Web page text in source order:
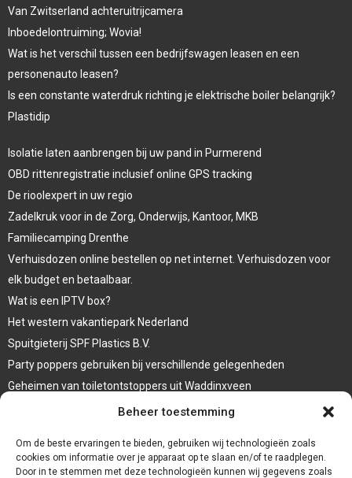
Beheer toestemming
Om de beste ervaringen te bieden, gebruiken wij technologieën zoals
cookies om informatie over je apparaat op te slaan en/of te raadplegen.
Door in te stemmen met deze technologieën kunnen wij gegevens zoals
Van Zwitserland achteruitrijcamera
Inboedelontruiming; Wovia!
Wat is het verschil tussen een bedrijfswagen leasen en een
personenauto leasen?
Is een constante waterdruk richting je elektrische boiler belangrijk?
Plastidip
Isolatie laten aanbrengen bij uw pand in Purmerend
OBD rittenregistratie inclusief online GPS tracking
De rioolexpert in uw regio
Zadelkruk voor in de Zorg, Onderwijs, Kantoor, MKB
Familiecamping Drenthe
Verhuisdozen online bestellen op net internet. Verhuisdozen voor
elk budget en betaalbaar.
Wat is een IPTV box?
Het western vakantiepark Nederland
Spuitgieterij SPF Plastics B.V.
Party poppers gebruiken bij verschillende gelegenheden
Geheimen van toiletontstoppers uit Waddinxveen
Vormen van terrasaankleding